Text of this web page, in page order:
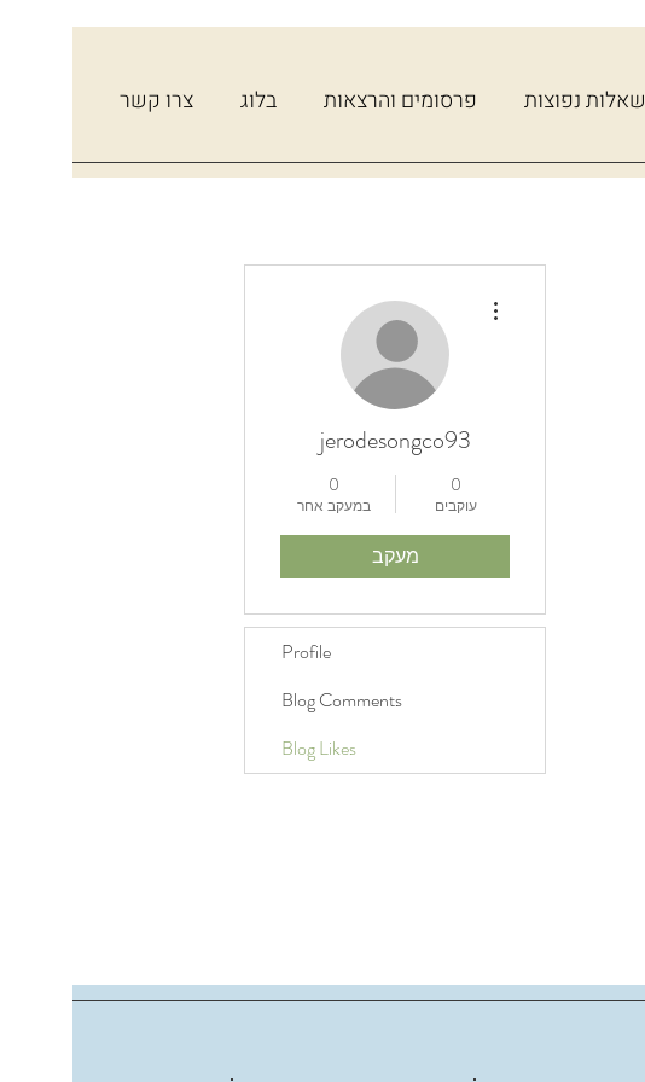
שאלות נפוצות פרסומים והרצאות בלוג צרו קשר
jerodesongco93
0
עוקבים
0
במעקב אחר
מעקב
Profile
Blog Comments
Blog Likes